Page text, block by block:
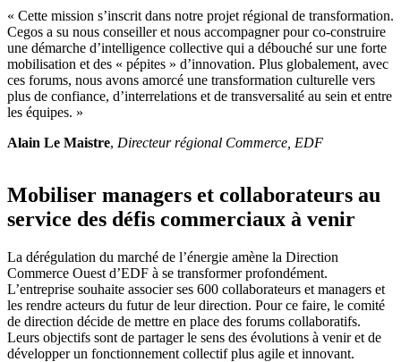
« Cette mission s’inscrit dans notre projet régional de transformation.
Cegos a su nous conseiller et nous accompagner pour co-construire
une démarche d’intelligence collective qui a débouché sur une forte
mobilisation et des « pépites » d’innovation. Plus globalement, avec
ces forums, nous avons amorcé une transformation culturelle vers
plus de confiance, d’interrelations et de transversalité au sein et entre
les équipes. »
Alain Le Maistre, Directeur régional Commerce, EDF
Mobiliser managers et collaborateurs au
service des défis commerciaux à venir
La dérégulation du marché de l’énergie amène la Direction
Commerce Ouest d’EDF à se transformer profondément.
L’entreprise souhaite associer ses 600 collaborateurs et managers et
les rendre acteurs du futur de leur direction. Pour ce faire, le comité
de direction décide de mettre en place des forums collaboratifs.
Leurs objectifs sont de partager le sens des évolutions à venir et de
développer un fonctionnement collectif plus agile et innovant.